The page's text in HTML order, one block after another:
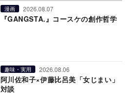
漫画 2026.08.07
『GANGSTA.』コースケの創作哲学
趣味・実用 2026.08.06
阿川佐和子×伊藤比呂美「女じまい」
対談